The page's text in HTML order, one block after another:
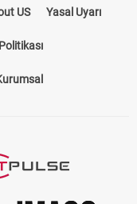
US Yasal Uyarı